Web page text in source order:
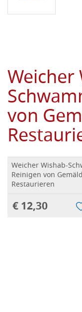
Weicher
von
Weicher Wishab-
Reinigen von
Restaurieren
€ 12,30